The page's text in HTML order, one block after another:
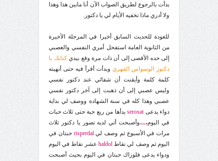
بدأت بالرجوع لطريق الصواب الآن أنا مابين هذا وهذا
ولا أدري ماذا تخفيه الأيام لي يا دكتور.
للعودة للحديث السابق أخيرا في المرحلة الأخيرة
من الثانوية العامة استفحل أمري النفسي والعصبي
إلى حده الأقصى إلى أن ذات مرة وقع بيدي كتابك يا
دكتور الوسواس القهري وبدأت أقرأ فيه حتى أنهيته
كلمة كلمة وأيقنت أن شفائي عند دكتور نفسي
وليس عصبي إلى أن ذهبت إلى آخر دكتور نفسي
عصبي وهذا كله في سنة الشهادة ووصف لي بداية
دواء يدعىseroxatبدأها من ربع حبة حتى ثلاث حبات
في اليوم،....وأصبحت أتي لديه تصور يا دكتور ثلاث
مرات في الأسبوع ثم وصف ليrisperdal حبتان في
اليوم ثم وصف لي نقاطhaldol عشر نقاط في اليوم
ودواء يدعى فلوزاك حبتان في اليوم بحيث أصبحت